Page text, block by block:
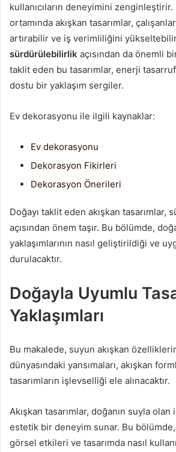
kullanıcıların deneyimini
ortamında akışkan tasarımlar,
artırabilir ve iş verimliliğini
sürdürülebilirlik açısından da önemli
taklit eden bu tasarımlar, enerji
dostu bir yaklaşım sergiler.
Ev dekorasyonu ile ilgili kaynaklar:
Ev dekorasyonu
Dekorasyon Fikirleri
Dekorasyon Önerileri
Doğayı taklit eden akışkan tasarımlar,
açısından önem taşır. Bu bölümde,
yaklaşımlarının nasıl geliştirildiği ve
durulacaktır.
Doğayla Uyumlu
Yaklaşımları
Bu makalede, suyun akışkan
dünyasındaki yansımaları, akışkan
tasarımların işlevselliği ele alınacaktır.
Akışkan tasarımlar, doğanın suyla
estetik bir deneyim sunar. Bu bölümde,
görsel etkileri ve tasarımda nasıl